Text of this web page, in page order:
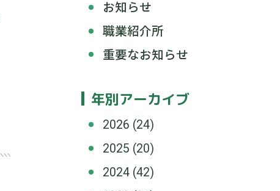
お知らせ
職業紹介所
重要なお知らせ
年別アーカイブ
2026 (24)
2025 (20)
2024 (42)